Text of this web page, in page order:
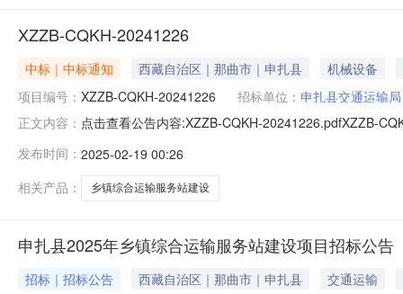
XZZB-CQKH-20241226
中标｜中标通知 西藏自治区｜那曲市｜申扎县
机械设备
项目编号： XZZB-CQKH-20241226 招标单位： 申扎县交通运输局
正文内容： 点击查看公告内容:XZZB-CQKH-20241226.pdfXZZB-
合格标准），工期/交货期/服务期：365天；中标候选人
发布时间： 2025-02-19 00:26
相关产品：
乡镇综合运输服务站建设
申扎县2025年乡镇综合运输服务站建设项目招标公告
招标｜招标公告 西藏自治区｜那曲市｜申扎县
交通运输